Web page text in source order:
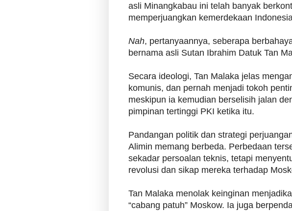
asli Minangkabau ini telah banyak
memperjuangkan kemerdekaan
Nah, pertanyaannya, seberapa
bernama asli Sutan Ibrahim Datuk Tan
Secara ideologi, Tan Malaka jelas
komunis, dan pernah menjadi tokoh
meskipun ia kemudian berselisih jalan
pimpinan tertinggi PKI ketika itu.
Pandangan politik dan strategi
Alimin memang berbeda. Perbedaan
sekadar persoalan teknis, tetapi
revolusi dan sikap mereka terhadap
Tan Malaka menolak keinginan
“cabang patuh” Moskow. Ia juga